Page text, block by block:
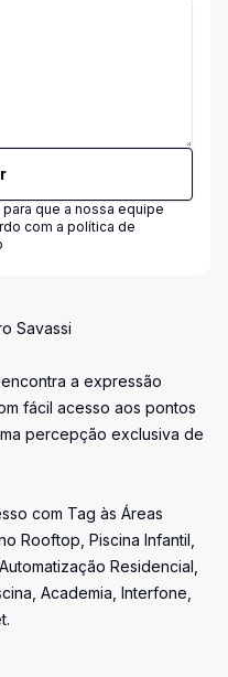
que a nossa equipe
com a política de
Savassi
a expressão
fácil acesso aos pontos
percepção exclusiva de
com Tag às Áreas
Rooftop, Piscina Infantil,
Residencial,
Academia, Interfone,